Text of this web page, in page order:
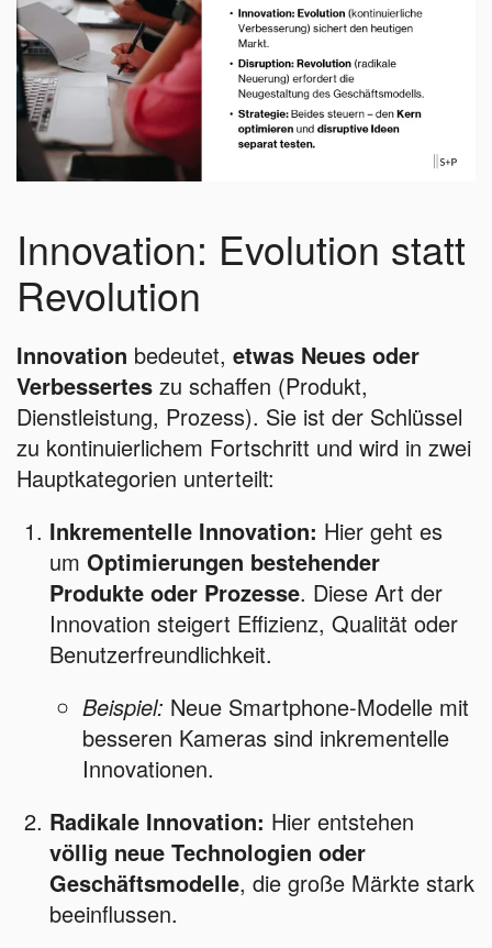
Innovation: Evolution statt
Revolution
Innovation bedeutet, etwas Neues oder
Verbessertes zu schaffen (Produkt,
Dienstleistung, Prozess). Sie ist der Schlüssel
zu kontinuierlichem Fortschritt und wird in zwei
Hauptkategorien unterteilt:
Inkrementelle Innovation: Hier geht es
um Optimierungen bestehender
Produkte oder Prozesse. Diese Art der
Innovation steigert Effizienz, Qualität oder
Benutzerfreundlichkeit.
Beispiel: Neue Smartphone-Modelle mit
besseren Kameras sind inkrementelle
Innovationen.
Radikale Innovation: Hier entstehen
völlig neue Technologien oder
Geschäftsmodelle, die große Märkte stark
beeinflussen.